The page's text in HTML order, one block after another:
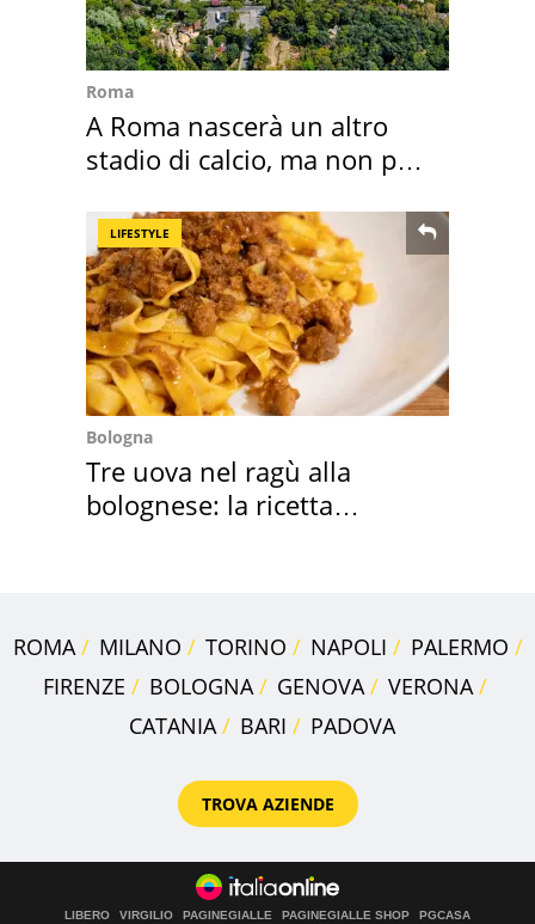
Roma
A Roma nascerà un altro
stadio di calcio, ma non per
LIFESTYLE
Bologna
Tre uova nel ragù alla
bolognese: la ricetta
ROMA MILANO TORINO NAPOLI
PALERMO
FIRENZE
BOLOGNA GENOVA
VERONA
CATANIA
BARI PADOVA
TROVA AZIENDE
LIBERO VIRGILIO PAGINEGIALLE PAGINEGIALLE SHOP
PGCASA